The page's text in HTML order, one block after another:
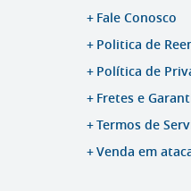
Fale Conosco
Politica de
Política de
Fretes e
Termos de
Venda em